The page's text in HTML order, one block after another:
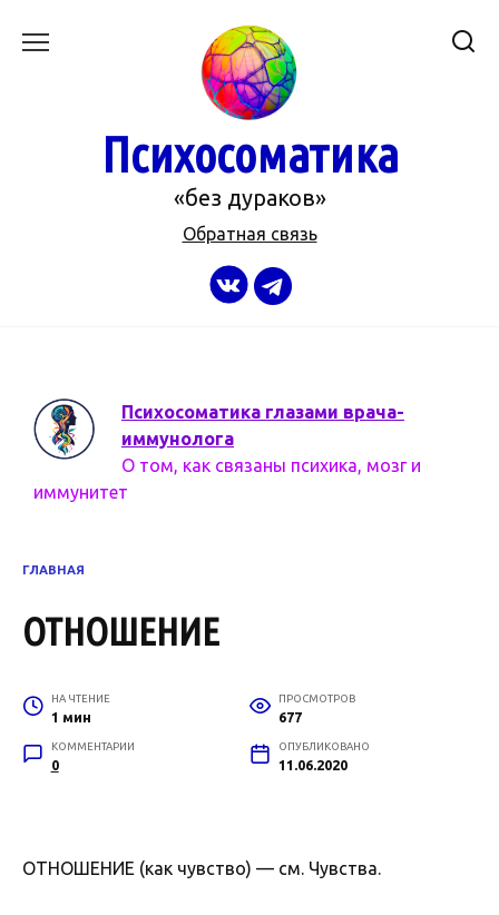
Психосоматика
«без дураков»
Обратная связь
Психосоматика глазами врача-
иммунолога
О том, как связаны психика, мозг и
иммунитет
ГЛАВНАЯ
ОТНОШЕНИЕ
НА ЧТЕНИЕ
1 мин
ПРОСМОТРОВ
677
КОММЕНТАРИИ
0
ОПУБЛИКОВАНО
11.06.2020
ОТНОШЕНИЕ (как чувство) — см. Чувства.